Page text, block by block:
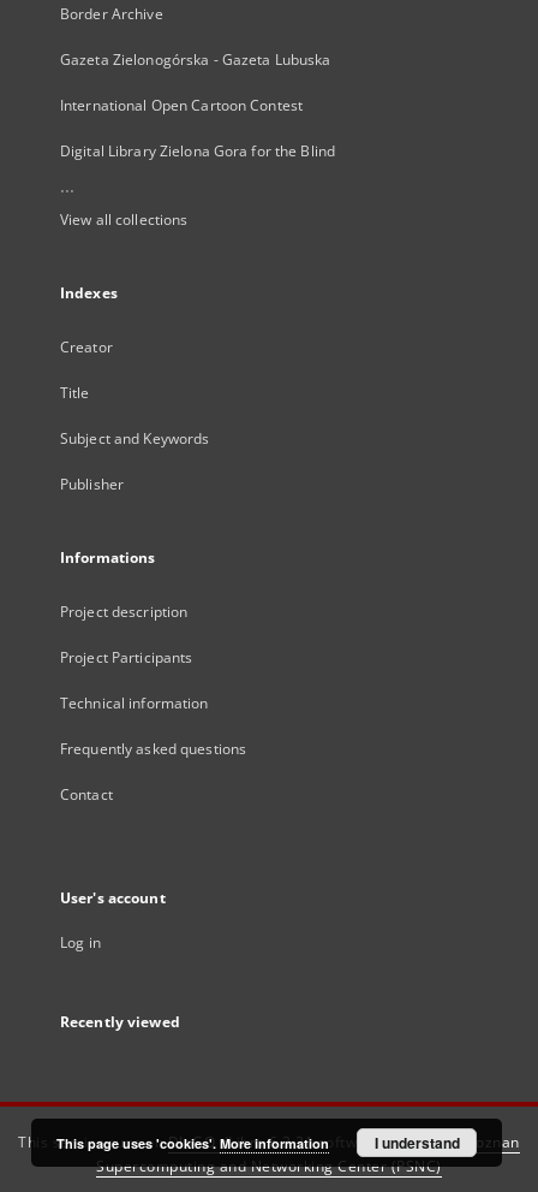
Border Archive
Gazeta Zielonogórska - Gazeta Lubuska
International Open Cartoon Contest
Digital Library Zielona Gora for the Blind
...
View all collections
Indexes
Creator
Title
Subject and Keywords
Publisher
Informations
Project description
Project Participants
Technical information
Frequently asked questions
Contact
User's account
Log in
Recently viewed
This service runs onDInGO dLibra 6.3.21software created by
Poznan
Supercomputing and Networking Center (PSNC)
This page uses 'cookies'. More information I understand